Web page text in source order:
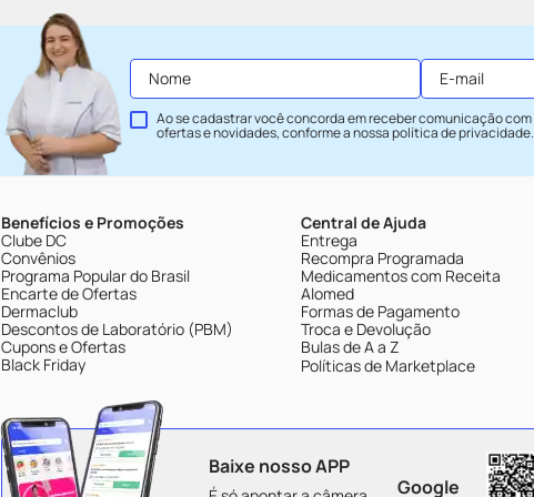
Ao se cadastrar você concorda em receber comunicação com
ofertas e novidades, conforme a nossapolítica de privacidade.
Benefícios e Promoções
Clube DC
Convênios
Programa Popular do Brasil
Encarte de Ofertas
Dermaclub
Descontos de Laboratório (PBM)
Cupons e Ofertas
Black Friday
Central de Ajuda
Entrega
Recompra Programada
Medicamentos com Receita
Alomed
Formas de Pagamento
Troca e Devolução
Bulas de A a Z
Políticas de Marketplace
Baixe nosso APP
Google